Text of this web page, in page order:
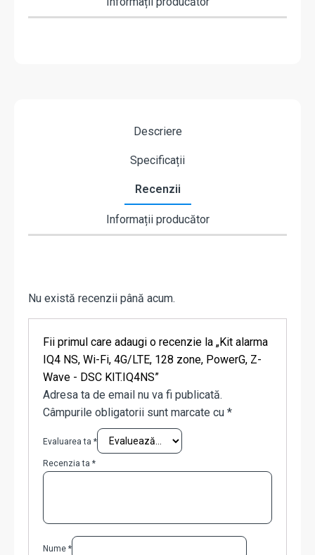
Descriere
Specificații
Recenzii
Informații producător
Nu există recenzii până acum.
Fii primul care adaugi o recenzie la „Kit alarma
IQ4 NS, Wi-Fi, 4G/LTE, 128 zone, PowerG, Z-
Wave - DSC KIT.IQ4NS”
Adresa ta de email nu va fi publicată.
Câmpurile obligatorii sunt marcate cu *
Evaluarea ta *
Recenzia ta *
Nume *